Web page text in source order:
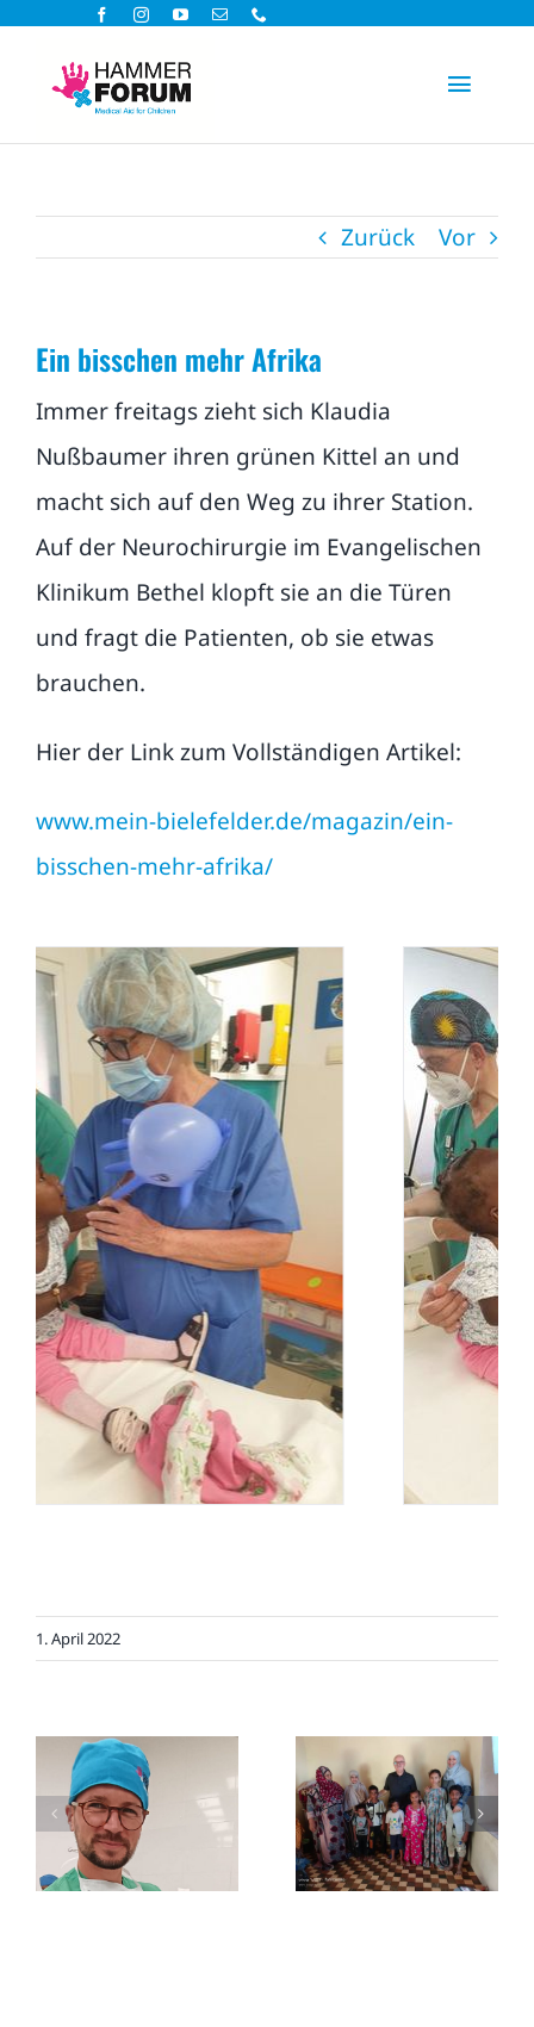
Zum
springen
Toggle
Spenden
Über uns
Aktuelles
FAQ
nach:
Zurück Vor
Ein bisschen mehr Afrika
Immer freitags zieht sich Klaudia
Nußbaumer ihren grünen Kittel an und
macht sich auf den Weg zu ihrer Station.
Auf der Neurochirurgie im Evangelischen
Klinikum Bethel klopft sie an die Türen
und fragt die Patienten, ob sie etwas
brauchen.
Hier der Link zum Vollständigen Artikel:
www.mein-bielefelder.de/magazin/ein-
bisschen-mehr-afrika/
1. April 2022
Trauer um Dr.
Lehmann
Humanitärer
Einsatz vom 5.9. bis
14.9.2025 in Syrien